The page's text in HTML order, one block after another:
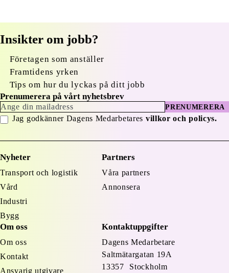
Insikter om jobb?
Företagen som anställer
Framtidens yrken
Tips om hur du lyckas på ditt jobb
Prenumerera på vårt nyhetsbrev
PRENUMERERA
Jag godkänner Dagens Medarbetares villkor och policys.
Nyheter
Transport och logistik
Vård
Industri
Bygg
Partners
Våra partners
Annonsera
Om oss
Om oss
Kontakt
Ansvarig utgivare
Kontaktuppgifter
Dagens Medarbetare
Saltmätargatan 19A
13357 Stockholm